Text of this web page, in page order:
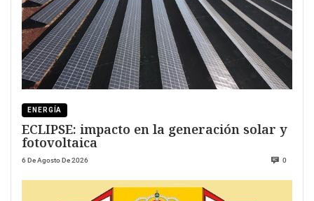
ENERGÍA
ECLIPSE: impacto en la generación solar y
fotovoltaica
6 De Agosto De 2026 0